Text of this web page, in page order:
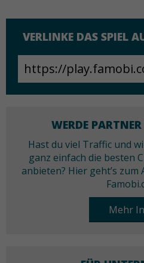
VERLINKE DAS SPIEL
WERDE
Hast du viel Traffic und
ganz einfach die besten
anbieten? Hier geht’s
Mehr